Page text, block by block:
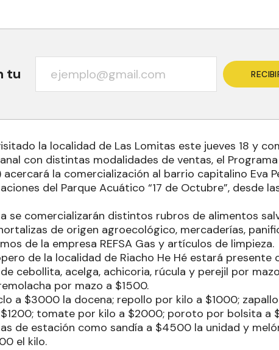
tu
la localidad de Las Lomitas este jueves 18 y
con distintas modalidades de ventas, el
acercará la comercialización al barrio capitalino Eva
del Parque Acuático “17 de Octubre”, desde
se comercializarán distintos rubros de alimentos
de origen agroecológico, mercaderías,
de la empresa REFSA Gas y artículos de limpieza.
de la localidad de Riacho He Hé estará presente
cebollita, acelga, achicoria, rúcula y perejil por
por mazo a $1500.
a $3000 la docena; repollo por kilo a $1000;
tomate por kilo a $2000; poroto por bolsita a
de estación como sandía a $4500 la unidad y
el kilo.